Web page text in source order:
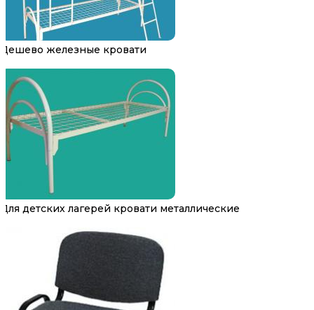
Дешево железные кровати
Для детских лагерей кровати металлические